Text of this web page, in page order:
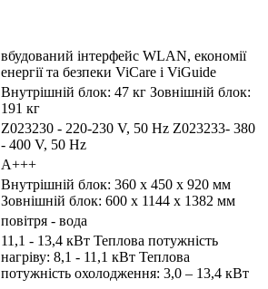
вбудований інтерфейс WLAN, економії
енергії та безпеки ViCare і ViGuide
Внутрішній блок: 47 кг Зовнішній блок:
191 кг
Z023230 - 220-230 V, 50 Hz Z023233- 380
- 400 V, 50 Hz
А+++
Внутрішній блок: 360 x 450 x 920 мм
Зовнішній блок: 600 x 1144 x 1382 мм
повітря - вода
11,1 - 13,4 кВт Теплова потужність
нагріву: 8,1 - 11,1 кВт Теплова
потужність охолодження: 3,0 – 13,4 кВт